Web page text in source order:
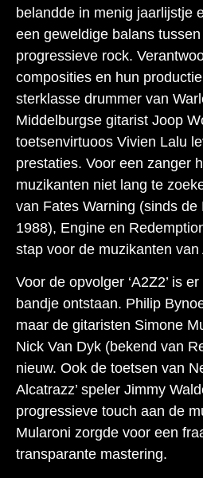
belandde in menig jaarlijstje
een geweldige balans
progressieve rock.
composities en hun
sterklasse drummer van
Middelburgse gitarist Joop
toetsenvirtuoos Vivien Lalu
prestaties. Voor een zanger
muzikanten niet lang te
van Fates Warning (sinds de
1988), Engine en
stap voor de muzikanten van
Voor de opvolger ‘A2Z2’ is
bandje ontstaan. Philip
maar de gitaristen Simone
Nick Van Dyk (bekend van
nieuw. Ook de toetsen van
Alcatrazz’ speler Jimmy
progressieve touch aan de
Mularoni zorgde voor een
transparante mastering.